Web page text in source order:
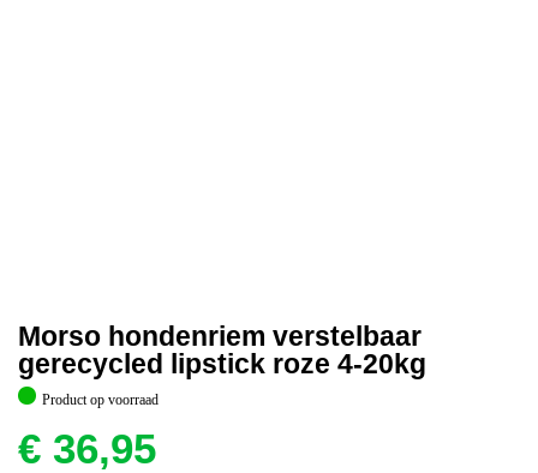
Morso hondenriem verstelbaar
gerecycled lipstick roze 4-20kg
Product op voorraad
€ 36,95